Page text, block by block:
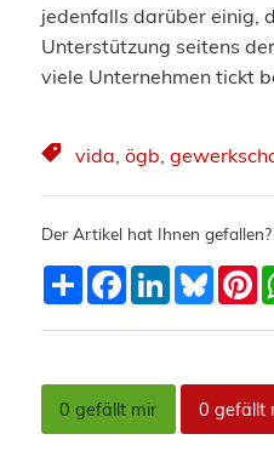
jedenfalls darüber einig,
Unterstützung seitens
viele Unternehmen tickt
vida, ögb,
Der Artikel hat Ihnen
TeilenFacebook
LinkedIn
0 gefällt mir 0 gefällt